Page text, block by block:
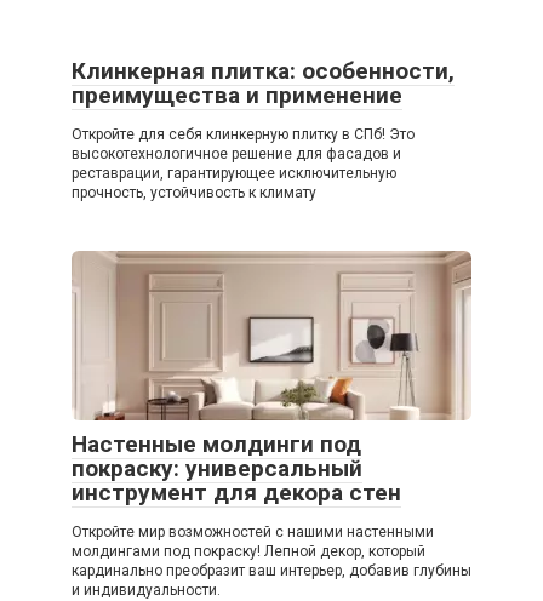
Клинкерная плитка: особенности,
преимущества и применение
Откройте для себя клинкерную плитку в СПб! Это
высокотехнологичное решение для фасадов и
реставрации, гарантирующее исключительную
прочность, устойчивость к климату
Настенные молдинги под
покраску: универсальный
инструмент для декора стен
Откройте мир возможностей с нашими настенными
молдингами под покраску! Лепной декор, который
кардинально преобразит ваш интерьер, добавив глубины
и индивидуальности.